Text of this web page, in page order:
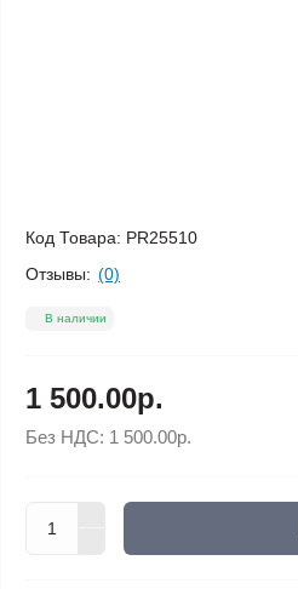
Код Товара: PR25510
Отзывы: (0)
В наличии
1 500.00р.
Без НДС: 1 500.00р.